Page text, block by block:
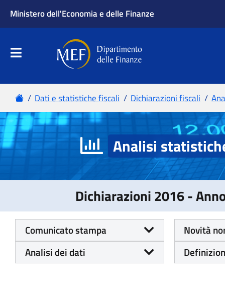
Analisi
Dichiarazioni 2016 -
Comunicato stampa
Novità
Analisi dei dati